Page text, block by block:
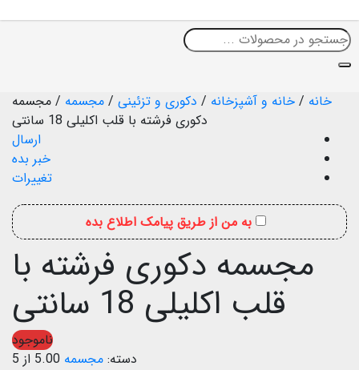
خانه / خانه و آشپزخانه / دکوری و تزئینی / مجسمه / مجسمه
دکوری فرشته با قلب اکلیلی 18 سانتی
ارسال
خبر بده
تغییرات
به من از طریق پیامک اطلاع بده
مجسمه دکوری فرشته با
قلب اکلیلی 18 سانتی
ناموجود
دسته: مجسمه 5.00 از 5